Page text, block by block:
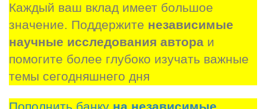
Каждый ваш вклад имеет большое
значение. Поддержите независимые
научные исследования автора и
помогите более глубоко изучать важные
темы сегодняшнего дня